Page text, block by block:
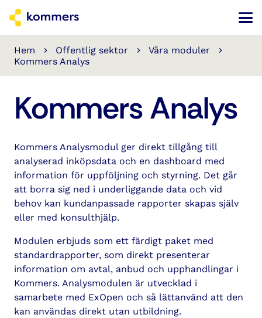
Hem keyboard_arrow_right Offentlig sektor keyboard_arrow_right Våra moduler keyboard_arrow_right
Kommers Analys
Kommers Analys
Kommers Analysmodul ger direkt tillgång till
analyserad inköpsdata och en dashboard med
information för uppföljning och styrning. Det går
att borra sig ned i underliggande data och vid
behov kan kundanpassade rapporter skapas själv
eller med konsulthjälp.
Modulen erbjuds som ett färdigt paket med
standardrapporter, som direkt presenterar
information om avtal, anbud och upphandlingar i
Kommers. Analysmodulen är utvecklad i
samarbete med ExOpen och så lättanvänd att den
kan användas direkt utan utbildning.